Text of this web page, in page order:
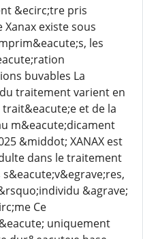
&ecirc;tre pris
existe sous
les
buvables La
traitement varient en
et de la
m&eacute;dicament
&middot; XANAX est
dans le traitement
&agrave;
Ce
uniquement